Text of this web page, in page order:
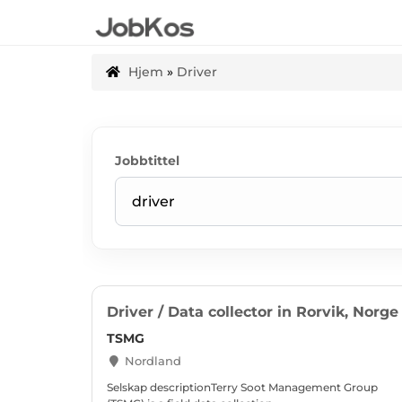
Hjem » Driver
Jobbtittel
Driver / Data collector in Rorvik, Norge
TSMG
Nordland
Selskap descriptionTerry Soot Management Group